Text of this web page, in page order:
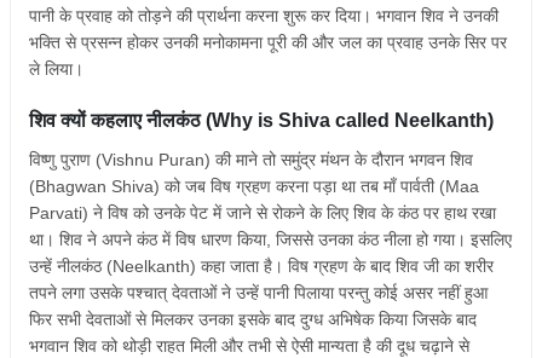
पानी के प्रवाह को तोड़ने की प्रार्थना करना शुरू कर दिया। भगवान शिव ने उनकी
भक्ति से प्रसन्न होकर उनकी मनोकामना पूरी की और जल का प्रवाह उनके सिर पर
ले लिया।
शिव क्यों कहलाए नीलकंठ (Why is Shiva called Neelkanth)
विष्णु पुराण (Vishnu Puran) की माने तो समुंद्र मंथन के दौरान भगवन शिव
(Bhagwan Shiva) को जब विष ग्रहण करना पड़ा था तब माँ पार्वती (Maa
Parvati) ने विष को उनके पेट में जाने से रोकने के लिए शिव के कंठ पर हाथ रखा
था। शिव ने अपने कंठ में विष धारण किया, जिससे उनका कंठ नीला हो गया। इसलिए
उन्हें नीलकंठ (Neelkanth) कहा जाता है। विष ग्रहण के बाद शिव जी का शरीर
तपने लगा उसके पश्चात् देवताओं ने उन्हें पानी पिलाया परन्तु कोई असर नहीं हुआ
फिर सभी देवताओं से मिलकर उनका इसके बाद दुग्ध अभिषेक किया जिसके बाद
भगवान शिव को थोड़ी राहत मिली और तभी से ऐसी मान्यता है की दूध चढ़ाने से